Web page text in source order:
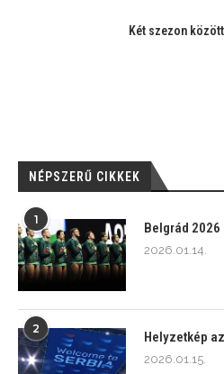
Két szezon
NÉPSZERŰ CIKKEK
1
Belgrád
2026.01.14.
2
Helyzetkép
2026.01.15.